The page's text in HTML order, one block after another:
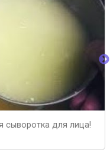
сыворотка для лица!